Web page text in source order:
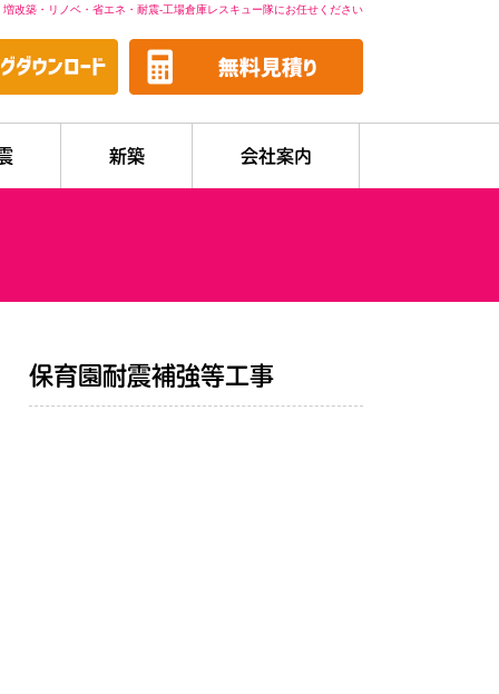
改築・リノベ・省エネ・耐震-工場倉庫レスキュー隊にお任せください
新築 会社案内
保育園耐震補強等工事